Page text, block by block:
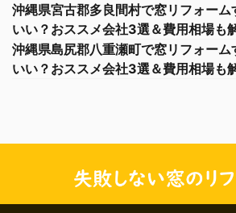
沖縄県宮古郡多良間村で窓リフォー
いい？おススメ会社3選＆費用相場も
沖縄県島尻郡八重瀬町で窓リフォー
いい？おススメ会社3選＆費用相場も